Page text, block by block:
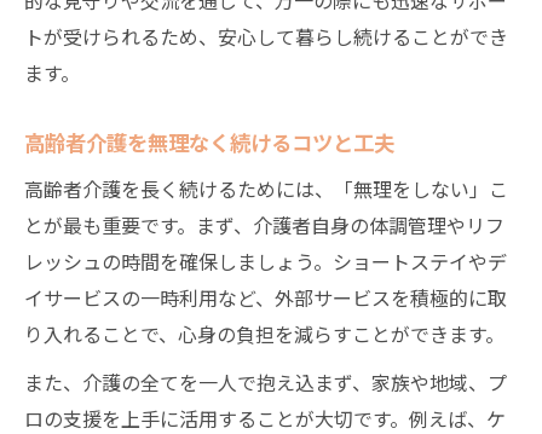
トが受けられるため、安心して暮らし続けることができ
ます。
高齢者介護を無理なく続けるコツと工夫
高齢者介護を長く続けるためには、「無理をしない」こ
とが最も重要です。まず、介護者自身の体調管理やリフ
レッシュの時間を確保しましょう。ショートステイやデ
イサービスの一時利用など、外部サービスを積極的に取
り入れることで、心身の負担を減らすことができます。
また、介護の全てを一人で抱え込まず、家族や地域、プ
ロの支援を上手に活用することが大切です。例えば、ケ